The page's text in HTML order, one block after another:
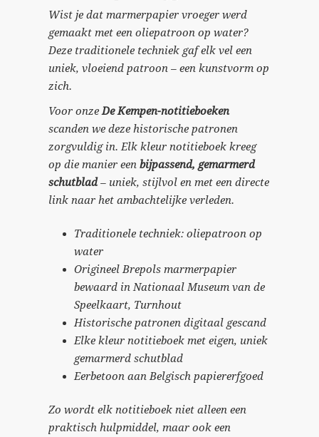
Wist je dat marmerpapier vroeger werd
gemaakt met een oliepatroon op water?
Deze traditionele techniek gaf elk vel een
uniek, vloeiend patroon – een kunstvorm op
zich.
Voor onzeDe Kempen-notitieboeken
scanden we deze historische patronen
zorgvuldig in. Elk kleur notitieboek kreeg
op die manier eenbijpassend, gemarmerd
schutblad– uniek, stijlvol en met een directe
link naar het ambachtelijke verleden.
Traditionele techniek: oliepatroon op
water
Origineel Brepols marmerpapier
bewaard in Nationaal Museum van de
Speelkaart, Turnhout
Historische patronen digitaal gescand
Elke kleur notitieboek met eigen, uniek
gemarmerd schutblad
Eerbetoon aan Belgisch papiererfgoed
Zo wordt elk notitieboek niet alleen een
praktisch hulpmiddel, maar ook een